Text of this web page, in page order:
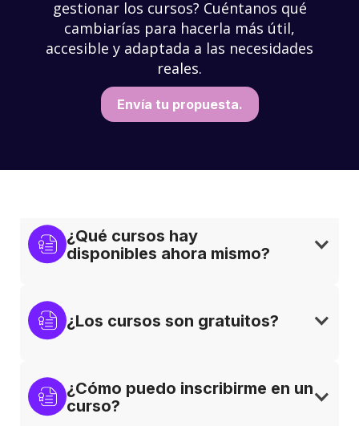
gestionar los cursos? Cuéntanos qué
cambiarías para hacerla más útil,
accesible y adaptada a las necesidades
reales.
Envía tu propuesta.
Preguntas frecuentes
¿Qué cursos hay
disponibles ahora mismo?
¿Los cursos son gratuitos?
¿Cómo puedo inscribirme en un
curso?